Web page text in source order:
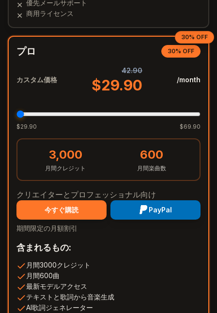
30% OFF
プロ 30% OFF
カスタム価格
42.90
$29.90 /month
$29.90 $69.90
3,000
月間クレジット
600
月間楽曲数
クリエイターとプロフェッショナル向け
今すぐ購読 PayPal
期間限定の月額割引
含まれるもの:
月間3000クレジット
月間600曲
最新モデルアクセス
テキストと歌詞から音楽生成
AI歌詞ジェネレーター
✕ 優先メールサポート
✕ 商用ライセンス